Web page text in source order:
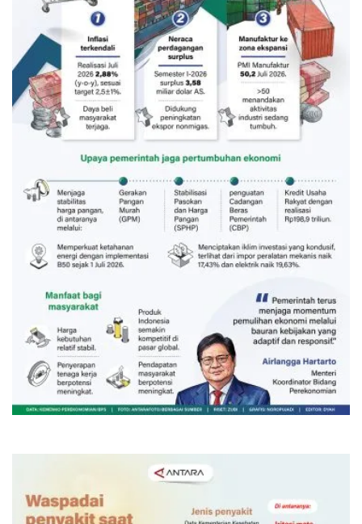
Sinyal positif perekonomian
Indonesia
Kemarin 15:00